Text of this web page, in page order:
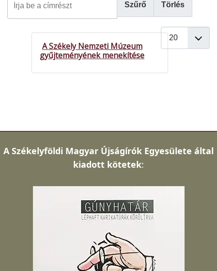
Szűrő Törlés
Tételek #
A Székely Nemzeti Múzeum
gyűjteményének menekítése
A Székelyföldi Magyar Újságírók Egyesülete által
kiadott kötetek: